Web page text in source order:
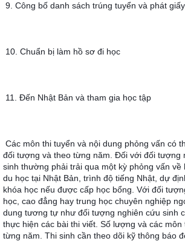
9. Công bố danh sách trúng tuyển và phát
10. Chuẩn bị làm hồ sơ đi học
11. Đến Nhật Bản và tham gia học tập
Các môn thi tuyển và nội dung phỏng vấn có
đối tượng và theo từng năm. Đối với đối tượng
sinh thường phải trải qua một kỳ phỏng vấn về
du học tại Nhật Bản, trình độ tiếng Nhật, dự
khóa học nếu được cấp học bổng. Với đối
học, cao đẳng hay trung học chuyên nghiệp
dung tương tự như đối tượng nghiên cứu sinh
thực hiện các bài thi viết. Số lượng và các môn
từng năm. Thi sinh cần theo dõi kỹ thông báo